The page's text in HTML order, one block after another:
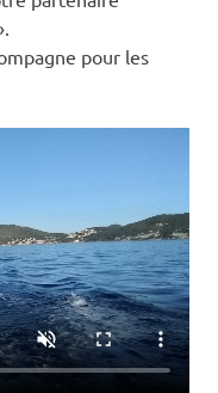
pour les